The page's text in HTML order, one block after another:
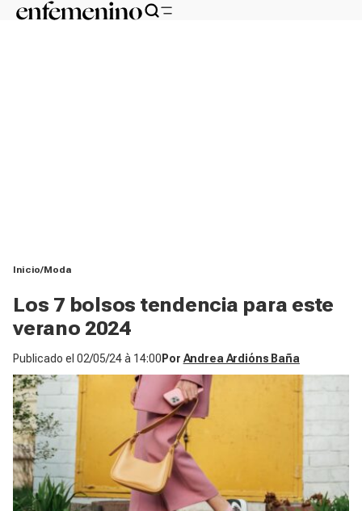
Inicio Moda
Los 7 bolsos tendencia para este
verano 2024
Publicado el 02/05/24 à 14:00 Por Andrea Ardións Baña